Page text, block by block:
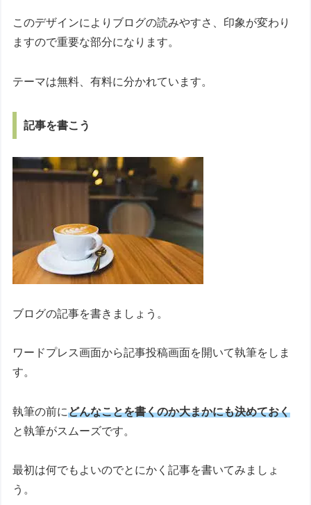
このデザインによりブログの読みやすさ、印象が変わり
ますので重要な部分になります。
テーマは無料、有料に分かれています。
記事を書こう
ブログの記事を書きましょう。
ワードプレス画面から記事投稿画面を開いて執筆をしま
す。
執筆の前にどんなことを書くのか大まかにも決めておく
と執筆がスムーズです。
最初は何でもよいのでとにかく記事を書いてみましょ
う。